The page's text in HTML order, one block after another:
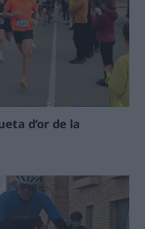
d’or de la